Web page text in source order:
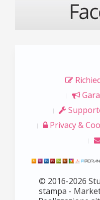
Privacy &
© 2016-2026
stampa -